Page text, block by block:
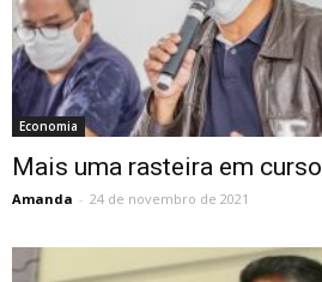
Economia
Mais uma rasteira em curso
Amanda - 24 de novembro de 2021